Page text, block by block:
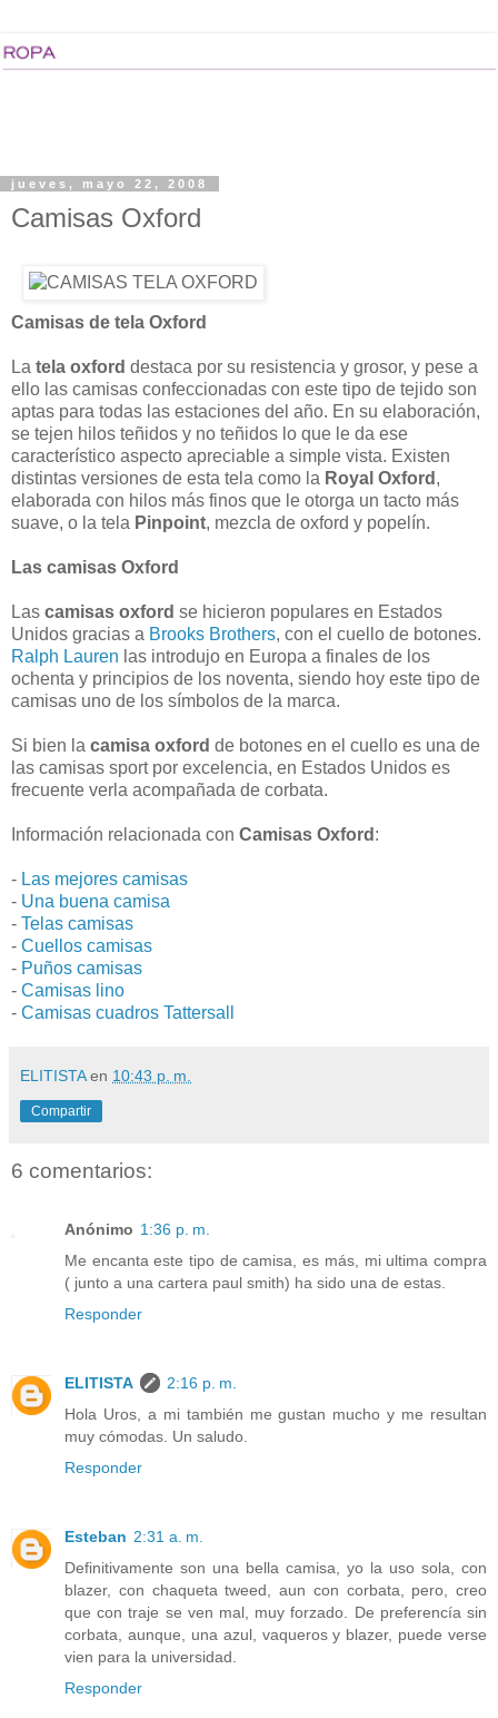
jueves, mayo 22, 2008
Camisas Oxford
Camisas de tela Oxford
La tela oxford destaca por su resistencia y grosor, y pese a
ello las camisas confeccionadas con este tipo de tejido son
aptas para todas las estaciones del año. En su elaboración,
se tejen hilos teñidos y no teñidos lo que le da ese
característico aspecto apreciable a simple vista. Existen
distintas versiones de esta tela como la Royal Oxford ,
elaborada con hilos más finos que le otorga un tacto más
suave, o la tela Pinpoint, mezcla de oxford y popelín.
Las camisas Oxford
Las camisas oxford se hicieron populares en Estados
Unidos gracias a Brooks Brothers, con el cuello de botones.
Ralph Lauren las introdujo en Europa a finales de los
ochenta y principios de los noventa, siendo hoy este tipo de
camisas uno de los símbolos de la marca.
Si bien la camisa oxford de botones en el cuello es una de
las camisas sport por excelencia, en Estados Unidos es
frecuente verla acompañada de corbata.
Información relacionada con Camisas Oxford :
- Las mejores camisas
- Una buena camisa
- Telas camisas
- Cuellos camisas
- Puños camisas
- Camisas lino
- Camisas cuadros Tattersall
ELITISTA en 10:43 p. m.
Compartir
6 comentarios:
Anónimo 1:36 p. m.
Me encanta este tipo de camisa, es más, mi ultima compra
( junto a una cartera paul smith) ha sido una de estas.
Responder
ELITISTA
2:16 p. m.
Hola Uros, a mi también me gustan mucho y me resultan
muy cómodas. Un saludo.
Responder
Esteban 2:31 a. m.
Definitivamente son una bella camisa, yo la uso sola, con
blazer, con chaqueta tweed, aun con corbata, pero, creo
que con traje se ven mal, muy forzado. De preferencía sin
corbata, aunque, una azul, vaqueros y blazer, puede verse
vien para la universidad.
Responder